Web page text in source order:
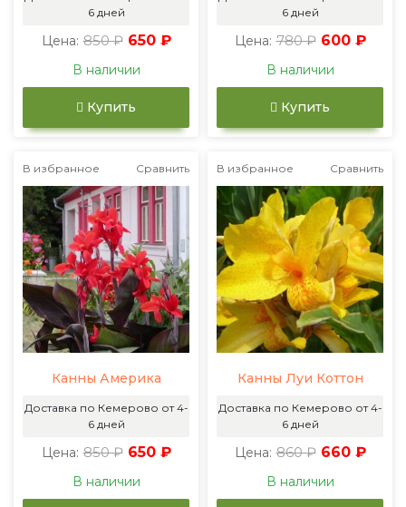
6 дней
Цена: 850 ₽ 650 ₽
В наличии
Купить
6 дней
Цена: 780 ₽ 600 ₽
В наличии
Купить
В избранное Сравнить
Канны Америка
Доставка по Кемерово от 4-
6 дней
Цена: 850 ₽ 650 ₽
В наличии
В избранное Сравнить
Канны Луи Коттон
Доставка по Кемерово от 4-
6 дней
Цена: 860 ₽ 660 ₽
В наличии